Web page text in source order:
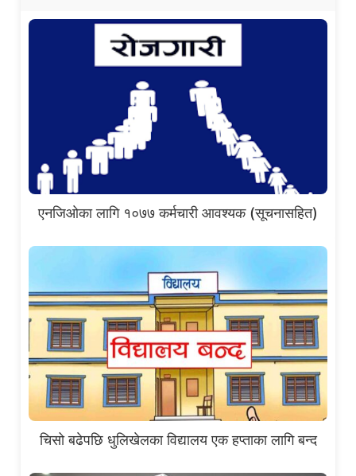
एनजिओका लागि १०७७ कर्मचारी आवश्यक (सूचनासहित)
चिसो बढेपछि धुलिखेलका विद्यालय एक हप्ताका लागि बन्द